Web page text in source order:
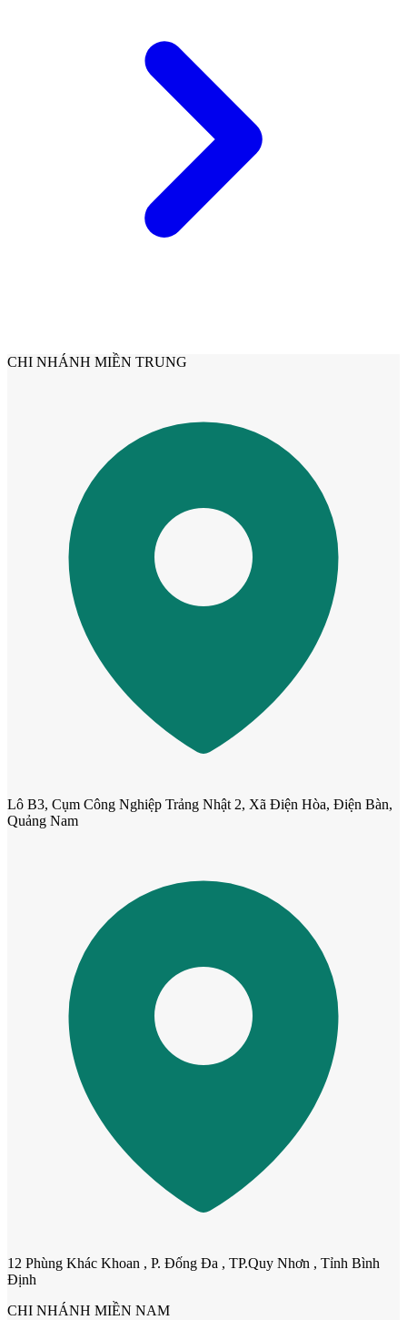
Cửa Gỗ Tự Nhiên
Cửa gỗ An Cường
Cửa Nhựa Gỗ Composite
CHI NHÁNH MIỀN TRUNG
Lô B3, Cụm Công Nghiệp Trảng Nhật 2, Xã Điện Hòa, Điện Bàn,
Quảng Nam
12 Phùng Khác Khoan , P. Đống Đa , TP.Quy Nhơn , Tỉnh Bình
Định
CHI NHÁNH MIỀN NAM